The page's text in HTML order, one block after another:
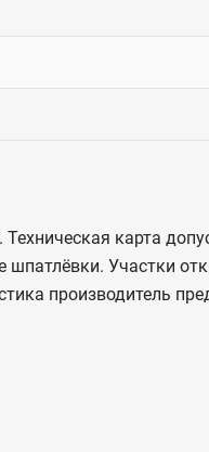
карта
Участки
производитель